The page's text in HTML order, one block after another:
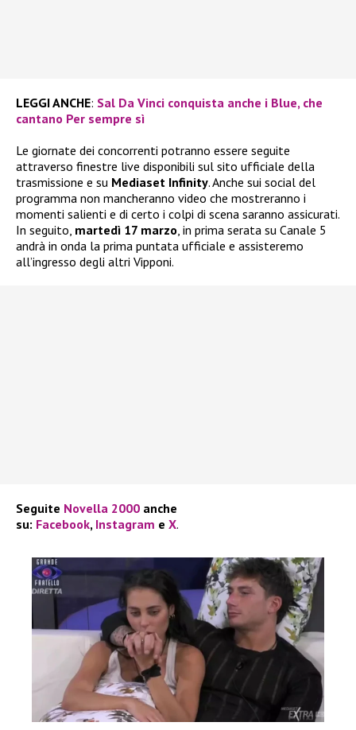
LEGGI ANCHE: Sal Da Vinci conquista anche i Blue, che
cantano Per sempre sì
Le giornate dei concorrenti potranno essere seguite
attraverso finestre live disponibili sul sito ufficiale della
trasmissione e su Mediaset Infinity. Anche sui social del
programma non mancheranno video che mostreranno i
momenti salienti e di certo i colpi di scena saranno assicurati.
In seguito, martedì 17 marzo, in prima serata su Canale 5
andrà in onda la prima puntata ufficiale e assisteremo
all’ingresso degli altri Vipponi.
Seguite Novella 2000 anche
su: Facebook, Instagram e X.